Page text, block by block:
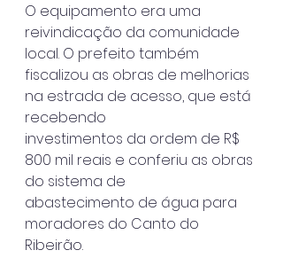
O equipamento era uma
reivindicação da comunidade
local. O prefeito também
fiscalizou as obras de melhorias
na estrada de acesso, que está
recebendo
investimentos da ordem de R$
800 mil reais e conferiu as obras
do sistema de
abastecimento de água para
moradores do Canto do
Ribeirão.